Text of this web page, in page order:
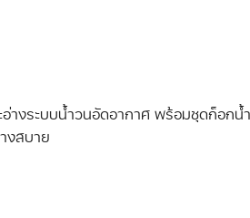
างระบบน้ำวนอัดอากาศ พร้อมชุดก็อก
งสบาย